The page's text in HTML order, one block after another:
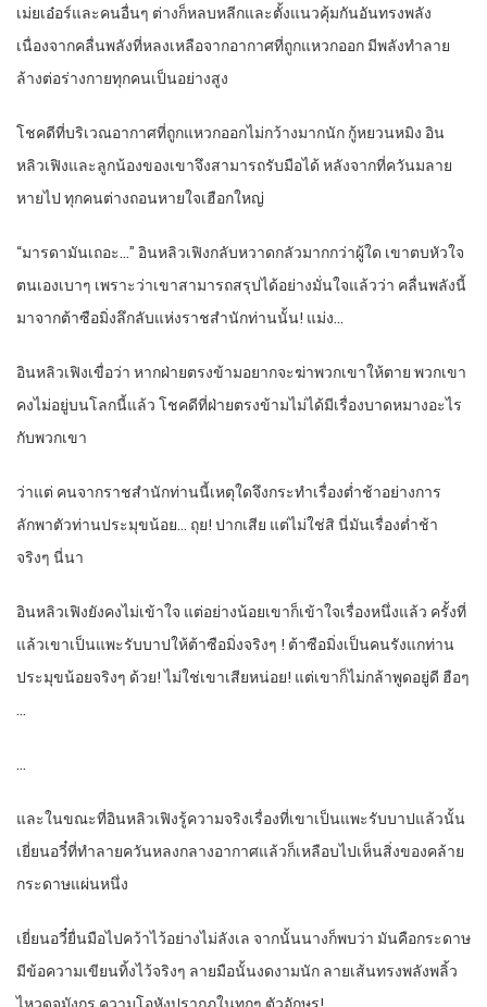
เม่ยเอ๋อร์และคนอื่นๆ ต่างก็หลบหลีกและตั้งแนวคุ้มกันอันทรงพลัง
เนื่องจากคลื่นพลังที่หลงเหลือจากอากาศที่ถูกแหวกออก มีพลังทำลาย
ล้างต่อร่างกายทุกคนเป็นอย่างสูง
โชคดีที่บริเวณอากาศที่ถูกแหวกออกไม่กว้างมากนัก กู้หยวนหมิง อิน
หลิวเฟิงและลูกน้องของเขาจึงสามารถรับมือได้ หลังจากที่ควันมลาย
หายไป ทุกคนต่างถอนหายใจเฮือกใหญ่
“มารดามันเถอะ…” อินหลิวเฟิงกลับหวาดกลัวมากกว่าผู้ใด เขาตบหัวใจ
ตนเองเบาๆ เพราะว่าเขาสามารถสรุปได้อย่างมั่นใจแล้วว่า คลื่นพลังนี้
มาจากต้าซือมิ่งลึกลับแห่งราชสำนักท่านนั้น! แม่ง…
อินหลิวเฟิงเขื่อว่า หากฝ่ายตรงข้ามอยากจะฆ่าพวกเขาให้ตาย พวกเขา
คงไม่อยู่บนโลกนี้แล้ว โชคดีที่ฝ่ายตรงข้ามไม่ได้มีเรื่องบาดหมางอะไร
กับพวกเขา
ว่าแต่ คนจากราชสำนักท่านนี้เหตุใดจึงกระทำเรื่องต่ำช้าอย่างการ
ลักพาตัวท่านประมุขน้อย… ถุย! ปากเสีย แต่ไม่ใช่สิ นี่มันเรื่องต่ำช้า
จริงๆ นี่นา
อินหลิวเฟิงยังคงไม่เข้าใจ แต่อย่างน้อยเขาก็เข้าใจเรื่องหนึ่งแล้ว ครั้งที่
แล้วเขาเป็นแพะรับบาปให้ต้าซือมิ่งจริงๆ ! ต้าซือมิ่งเป็นคนรังแกท่าน
ประมุขน้อยจริงๆ ด้วย! ไม่ใช่เขาเสียหน่อย! แต่เขาก็ไม่กล้าพูดอยู่ดี ฮือๆ
…
…
และในขณะที่อินหลิวเฟิงรู้ความจริงเรื่องที่เขาเป็นแพะรับบาปแล้วนั้น
เยี่ยนอวี๋ที่ทำลายควันหลงกลางอากาศแล้วก็เหลือบไปเห็นสิ่งของคล้าย
กระดาษแผ่นหนึ่ง
เยี่ยนอวี๋ยื่นมือไปคว้าไว้อย่างไม่ลังเล จากนั้นนางก็พบว่า มันคือกระดาษ
มีข้อความเขียนทิ้งไว้จริงๆ ลายมือนั้นงดงามนัก ลายเส้นทรงพลังพลิ้ว